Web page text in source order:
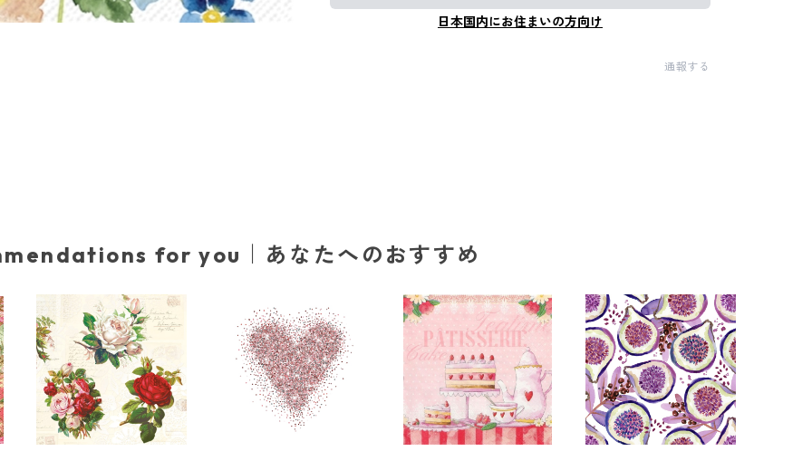
日本国内にお住まいの方向け
通報する
for you｜あなたへのおすすめ